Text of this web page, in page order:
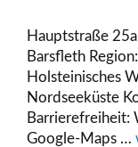
Hauptstraße
Barsfleth
Holsteinisches
Nordseeküste
Barrierefreiheit:
Google-Maps …